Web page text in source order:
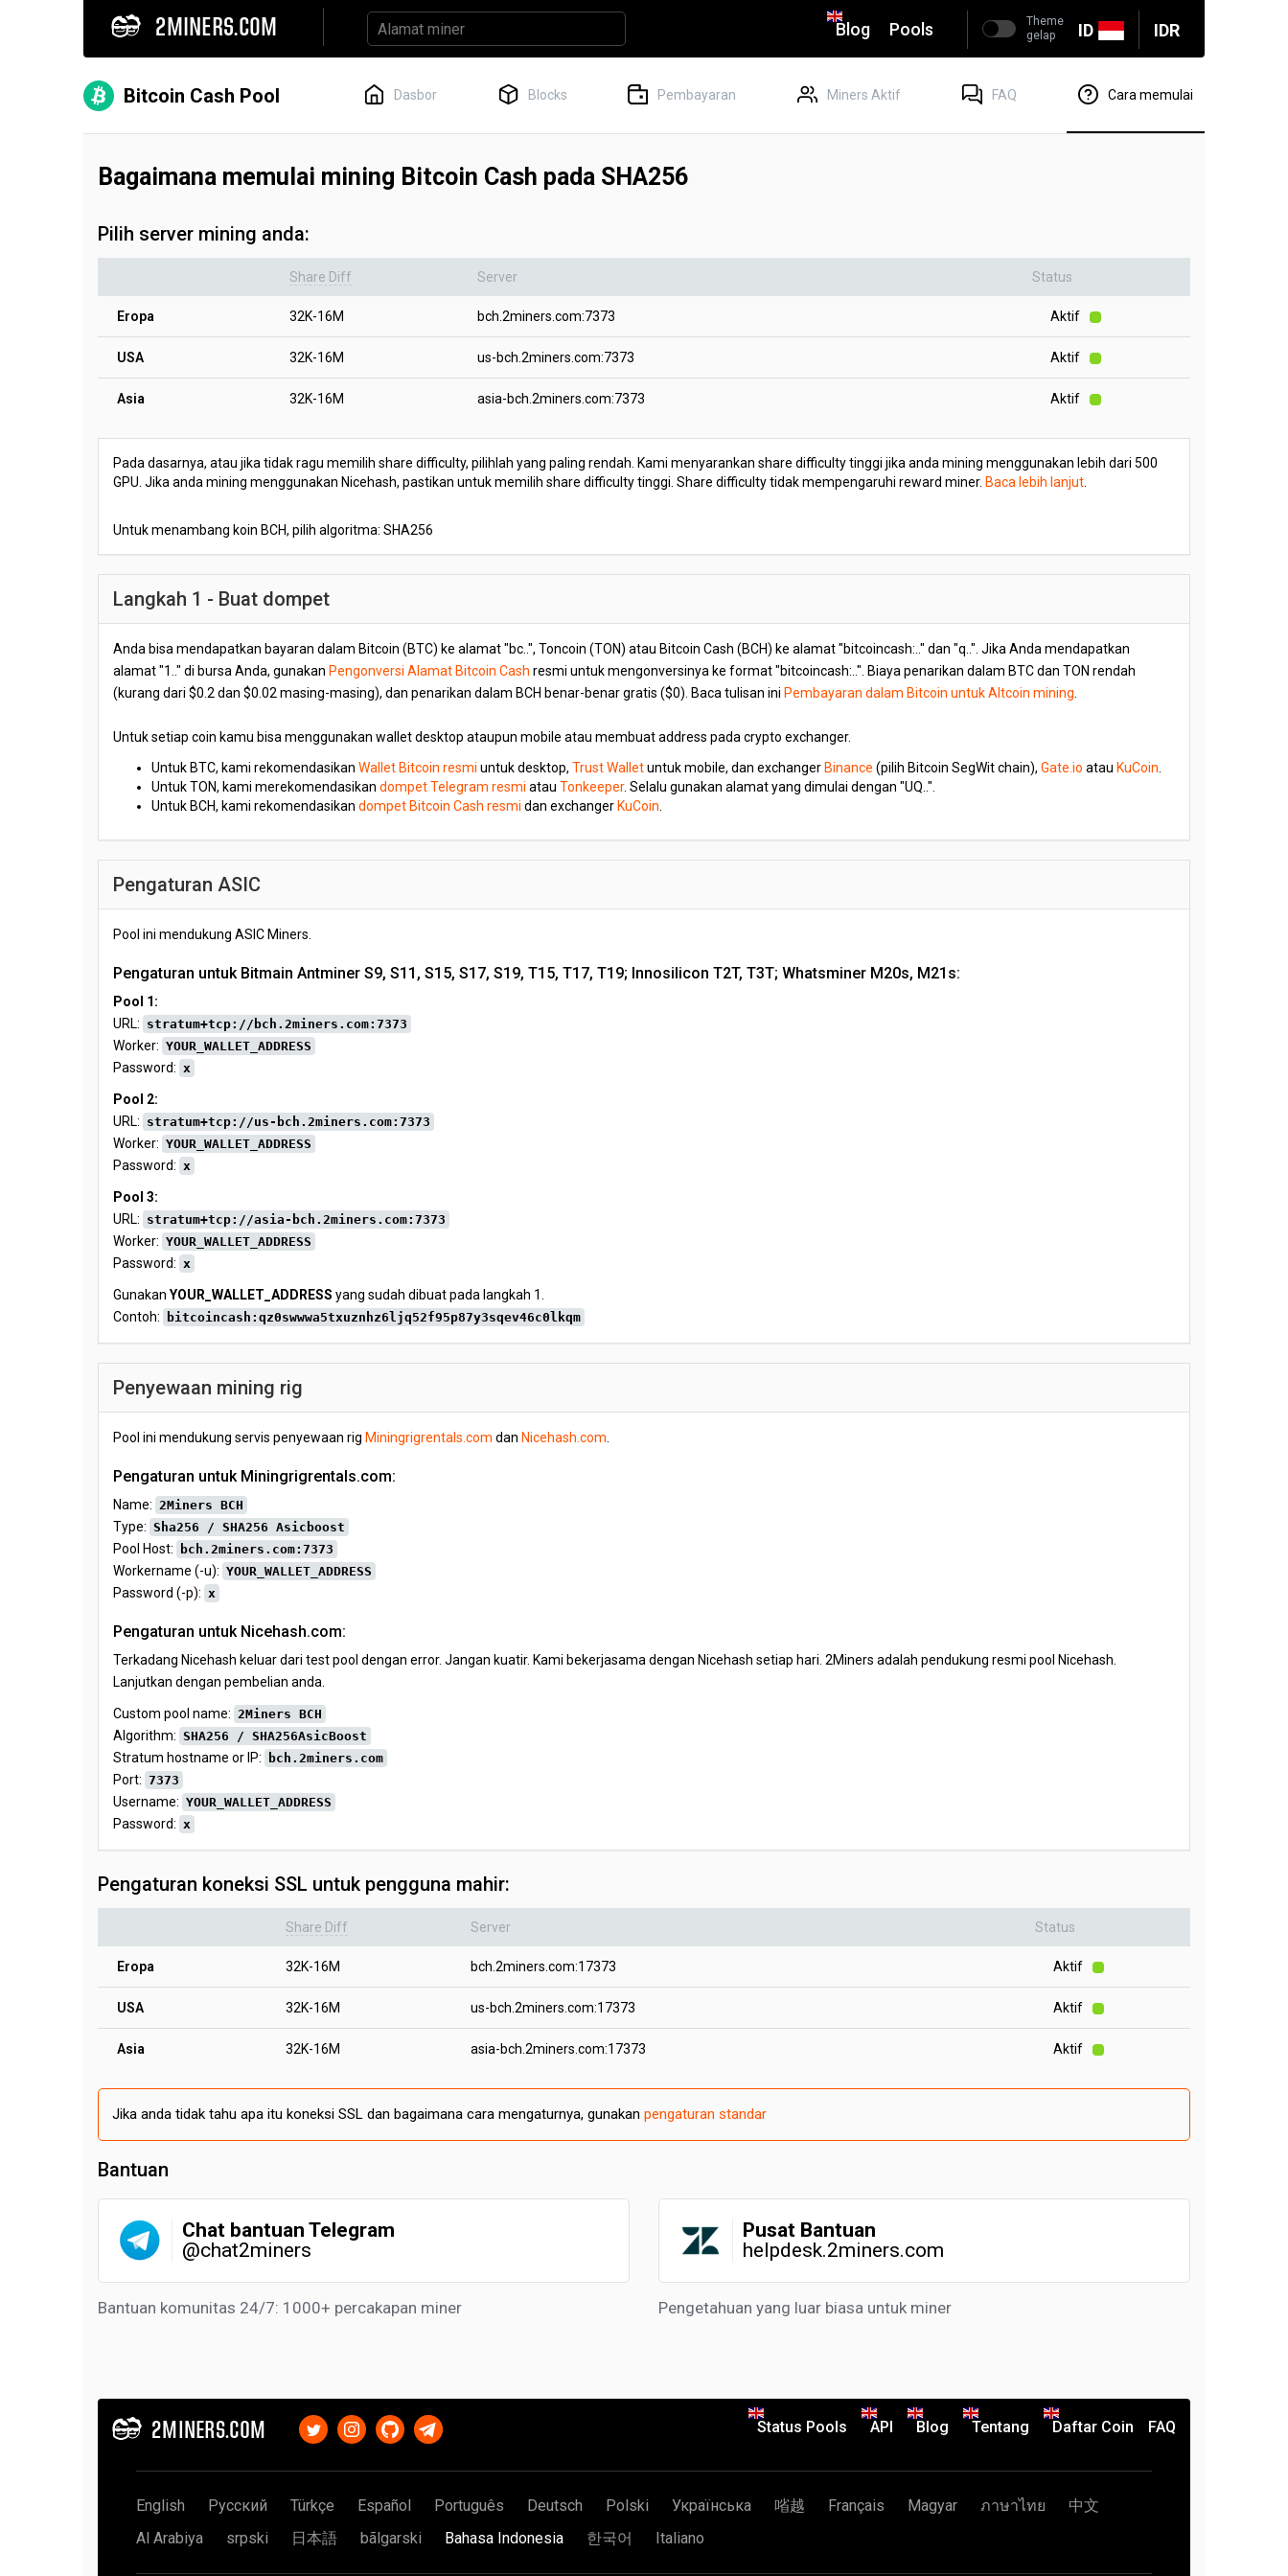
2MINERS.COM ID IDR
Blog Pools
Theme
gelap
Bitcoin Cash Pool Dasbor Blocks Pembayaran Miners Aktif FAQ Cara memulai
Bagaimana memulai mining Bitcoin Cash pada SHA256
Pilih server mining anda:
Share Diff Server Status
Eropa 32K-16M bch.2miners.com:7373 Aktif
USA 32K-16M us-bch.2miners.com:7373 Aktif
Asia 32K-16M asia-bch.2miners.com:7373 Aktif
Pada dasarnya, atau jika tidak ragu memilih share difficulty, pilihlah yang paling rendah. Kami menyarankan share difficulty tinggi jika anda mining menggunakan lebih dari 500
GPU. Jika anda mining menggunakan Nicehash, pastikan untuk memilih share difficulty tinggi. Share difficulty tidak mempengaruhi reward miner. Baca lebih lanjut
Untuk menambang koin BCH, pilih algoritma: SHA256
Langkah 1 - Buat dompet
Anda bisa mendapatkan bayaran dalam Bitcoin (BTC) ke alamat "bc..", Toncoin (TON) atau Bitcoin Cash (BCH) ke alamat "bitcoincash:.." dan "q..". Jika Anda mendapatkan
alamat "1.." di bursa Anda, gunakan Pengonversi Alamat Bitcoin Cash resmi untuk mengonversinya ke format "bitcoincash:..". Biaya penarikan dalam BTC dan TON rendah
(kurang dari $0.2 dan $0.02 masing-masing), dan penarikan dalam BCH benar-benar gratis ($0). Baca tulisan ini Pembayaran dalam Bitcoin untuk Altcoin mining
Untuk setiap coin kamu bisa menggunakan wallet desktop ataupun mobile atau membuat address pada crypto exchanger.
Untuk BTC, kami rekomendasikan Wallet Bitcoin resmi untuk desktop, Trust Walletuntuk mobile, dan exchanger Binance (pilih Bitcoin SegWit chain), Gate.io atau KuCoin
Untuk TON, kami merekomendasikan dompet Telegram resmi atau Tonkeeper. Selalu gunakan alamat yang dimulai dengan "UQ..".
Untuk BCH, kami rekomendasikan dompet Bitcoin Cash resmi dan exchanger KuCoin
Pengaturan ASIC
Pool ini mendukung ASIC Miners.
Pengaturan untuk Bitmain Antminer S9, S11, S15, S17, S19, T15, T17, T19; Innosilicon T2T, T3T; Whatsminer M20s, M21s:
Pool 1:
URL: stratum+tcp://bch.2miners.com:7373
Worker: YOUR_WALLET_ADDRESS
Password: x
Pool 2:
URL: stratum+tcp://us-bch.2miners.com:7373
Worker: YOUR_WALLET_ADDRESS
Password: x
Pool 3:
URL: stratum+tcp://asia-bch.2miners.com:7373
Worker: YOUR_WALLET_ADDRESS
Password: x
Gunakan YOUR_WALLET_ADDRESS yang sudah dibuat pada langkah 1.
Contoh:
bitcoincash:qz0swwwa5txuznhz6ljq52f95p87y3sqev46c0lkqm
Penyewaan mining rig
Pool ini mendukung servis penyewaan rig Miningrigrentals.com dan Nicehash.com
Pengaturan untuk Miningrigrentals.com:
Name: 2Miners BCH
Type: Sha256 / SHA256 Asicboost
Pool Host: bch.2miners.com:7373
Workername (-u): YOUR_WALLET_ADDRESS
Password (-p): x
Pengaturan untuk Nicehash.com:
Terkadang Nicehash keluar dari test pool dengan error. Jangan kuatir. Kami bekerjasama dengan Nicehash setiap hari. 2Miners adalah pendukung resmi pool Nicehash.
Lanjutkan dengan pembelian anda.
Custom pool name: 2Miners BCH
Algorithm: SHA256 / SHA256AsicBoost
Stratum hostname or IP: bch.2miners.com
Port: 7373
Username: YOUR_WALLET_ADDRESS
Password: x
Pengaturan koneksi SSL untuk pengguna mahir:
Share Diff Server Status
Eropa 32K-16M bch.2miners.com:17373 Aktif
USA 32K-16M us-bch.2miners.com:17373 Aktif
Asia 32K-16M asia-bch.2miners.com:17373 Aktif
Jika anda tidak tahu apa itu koneksi SSL dan bagaimana cara mengaturnya, gunakan pengaturan standar
Bantuan
Chat bantuan Telegram
@chat2miners
Bantuan komunitas 24/7: 1000+ percakapan miner
Pusat Bantuan
helpdesk.2miners.com
Pengetahuan yang luar biasa untuk miner
2MINERS.COM Status Pools API Blog Tentang Daftar Coin FAQ
English Русский Türkçe Español Português Deutsch Polski Українська 㗂越 Français Magyar ภาษาไทย
中文
Al Arabiya
srpski 日本語 bãlgarski Bahasa Indonesia 한국어 Italiano